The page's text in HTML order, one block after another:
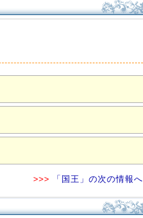
>>> 「国王」の次の情報へ